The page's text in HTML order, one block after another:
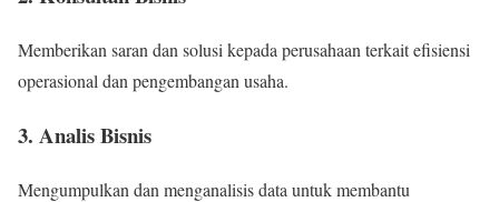
Memberikan saran dan solusi kepada perusahaan terkait efisiensi
operasional dan pengembangan usaha.
3. Analis Bisnis
Mengumpulkan dan menganalisis data untuk membantu